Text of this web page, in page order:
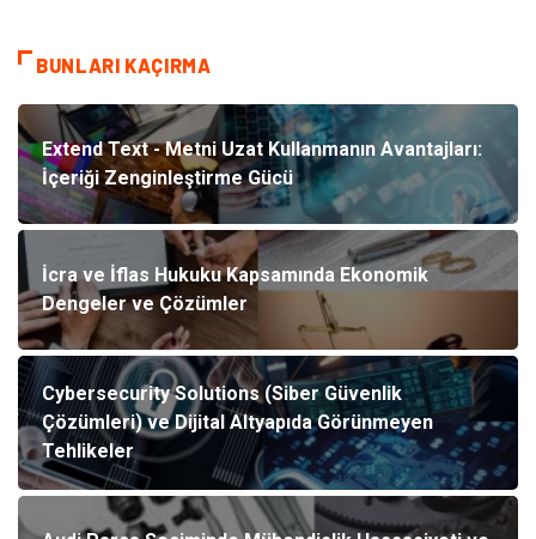
BUNLARI KAÇIRMA
Extend Text - Metni Uzat Kullanmanın Avantajları:
İçeriği Zenginleştirme Gücü
İcra ve İflas Hukuku Kapsamında Ekonomik
Dengeler ve Çözümler
Cybersecurity Solutions (Siber Güvenlik
Çözümleri) ve Dijital Altyapıda Görünmeyen
Tehlikeler